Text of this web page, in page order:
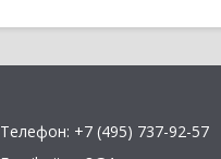
Телефон: +7 (495) 737-92-57